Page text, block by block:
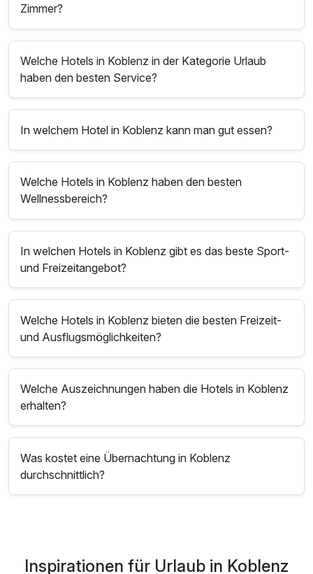
Zimmer?
Welche Hotels in Koblenz in der Kategorie Urlaub
haben den besten Service?
In welchem Hotel in Koblenz kann man gut essen?
Welche Hotels in Koblenz haben den besten
Wellnessbereich?
In welchen Hotels in Koblenz gibt es das beste Sport-
und Freizeitangebot?
Welche Hotels in Koblenz bieten die besten Freizeit-
und Ausflugsmöglichkeiten?
Welche Auszeichnungen haben die Hotels in Koblenz
erhalten?
Was kostet eine Übernachtung in Koblenz
durchschnittlich?
Inspirationen für Urlaub in Koblenz